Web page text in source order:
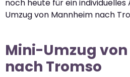
noch heute für ein
Umzug von Mannheim nach
Mini-Umzug
nach Tromso